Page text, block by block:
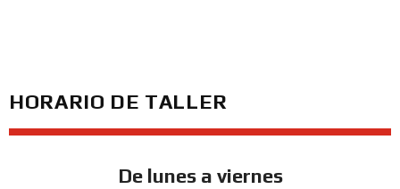
HORARIO DE TALLER
De lunes a viernes